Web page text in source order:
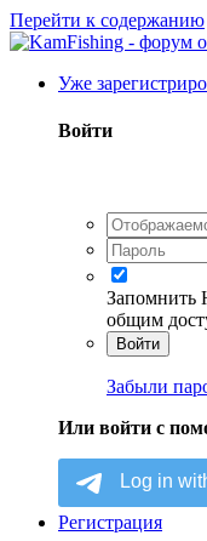
Перейти к содержанию
Уже
Войти
Запомнить
общим
Войти
Забыли
Или войти с
Регистрация